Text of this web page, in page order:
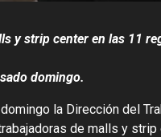
y strip center en las 11
domingo.
la Dirección del
de malls y strip